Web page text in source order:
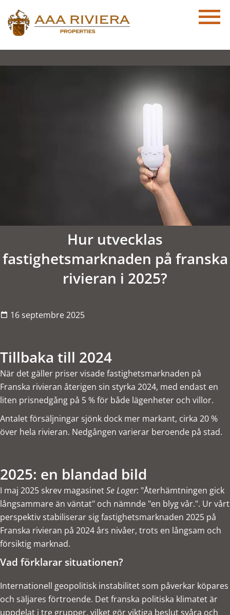
Hur utvecklas
fastighetsmarknaden på franska
rivieran i 2025?
16 septembre 2025
Tillbaka till 2024
När det gäller priser visade fastighetsmarknaden på
Franska rivieran återigen sin styrka 2024, med endast en
liten prisnedgång på 5 % för både lägenheter och villor.
Antalet försäljningar sjönk dock mer markant, cirka 20 %
över hela rivieran. Nedgången varierar beroende på stad.
2025: en blandad bild
I maj 2025 skrev magasinetSe Loger: "Återhämtningen gick
långsammare än väntat" och nämnde "en blyg vår.". Ur vårt
perspektiv stabiliserar sig fastighetsmarknaden 2025 på
Franska rivieran på 2024 års nivåer, trots en långsam och
försiktig marknad.
Vad förklarar situationen?
Internationell geopolitisk instabilitet som påverkar köpares
och säljares förtroende. Det franska politiska klimatet är
uppdelat i tre grupper, vilket gör viktiga beslut svåra och